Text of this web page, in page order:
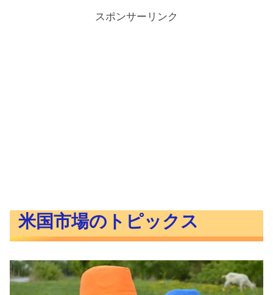
スポンサーリンク
米国市場のトピックス